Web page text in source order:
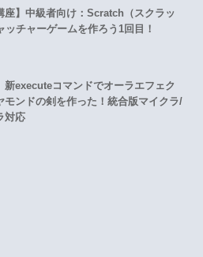
座】中級者向け：Scratch（スクラッ
ッチャーゲームを作ろう1回目！
新executeコマンドでオーラエフェク
モンドの剣を作った！統合版マイクラ/
対応